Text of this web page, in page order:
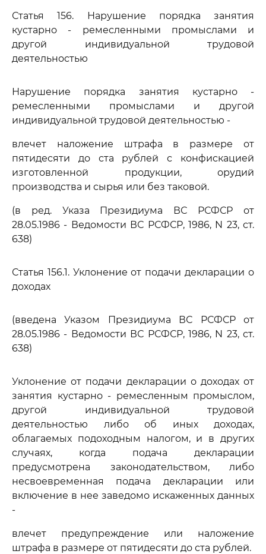
Статья 156. Нарушение порядка занятия
кустарно - ремесленными промыслами и
другой индивидуальной трудовой
деятельностью
Нарушение порядка занятия кустарно -
ремесленными промыслами и другой
индивидуальной трудовой деятельностью -
влечет наложение штрафа в размере от
пятидесяти до ста рублей с конфискацией
изготовленной продукции, орудий
производства и сырья или без таковой.
(в ред. Указа Президиума ВС РСФСР от
28.05.1986 - Ведомости ВС РСФСР, 1986, N 23, ст.
638)
Статья 156.1. Уклонение от подачи декларации о
доходах
(введена Указом Президиума ВС РСФСР от
28.05.1986 - Ведомости ВС РСФСР, 1986, N 23, ст.
638)
Уклонение от подачи декларации о доходах от
занятия кустарно - ремесленным промыслом,
другой индивидуальной трудовой
деятельностью либо об иных доходах,
облагаемых подоходным налогом, и в других
случаях, когда подача декларации
предусмотрена законодательством, либо
несвоевременная подача декларации или
включение в нее заведомо искаженных данных
-
влечет предупреждение или наложение
штрафа в размере от пятидесяти до ста рублей.